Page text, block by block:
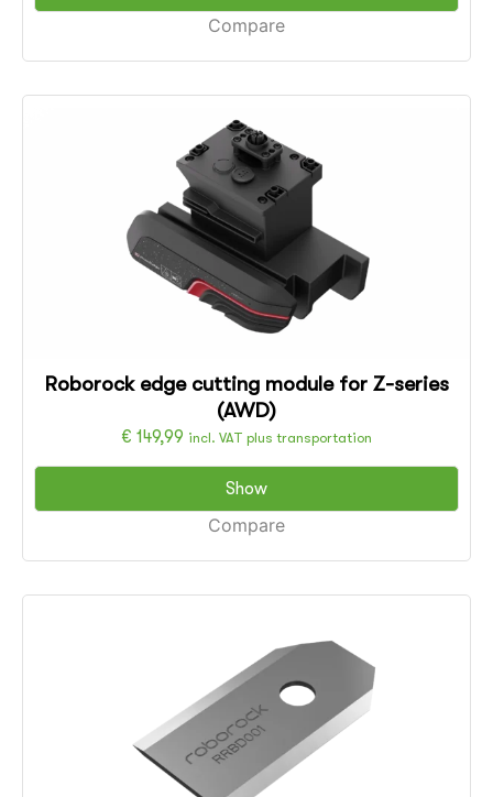
Compare
Roborock edge cutting module for Z-series
(AWD)
€ 149,99 incl. VAT plus transportation
Show
Compare